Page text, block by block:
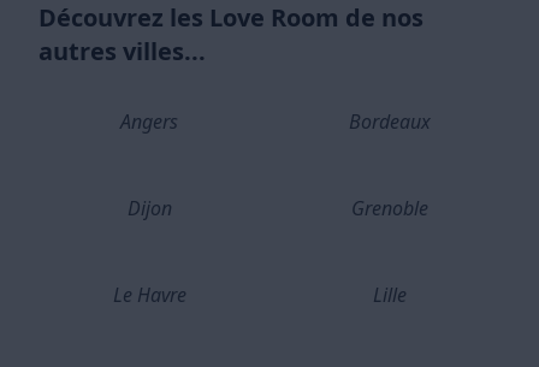
Découvrez les Love Room de nos
autres villes...
Angers Bordeaux
Dijon Grenoble
Le Havre Lille